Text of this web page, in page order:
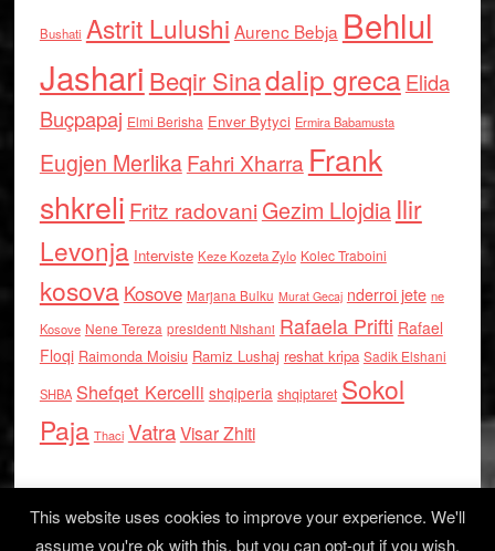
Bushati Astrit Lulushi Aurenc Bebja Behlul
Jashari Beqir Sinadalip grecaElida
Buçpapaj Elmi Berisha Enver Bytyci Ermira Babamusta
Eugjen MerlikaFahri Xharra Frank
shkreli Fritz radovaniGezim Llojdia Ilir
Levonja Interviste Keze Kozeta Zylo Kolec Traboini
kosova Kosove Marjana Bulku Murat Gecaj nderroi jete ne
Kosove Nene Tereza presidenti Nishani Rafaela Prifti Rafael
Floqi Raimonda Moisiu Ramiz Lushaj reshat kripa Sadik Elshani
SHBA Shefqet Kercelli shqiperia shqiptaret Sokol
Paja Thaci VatraVisar Zhiti
This website uses cookies to improve your experience. We'll
assume you're ok with this, but you can opt-out if you wish.